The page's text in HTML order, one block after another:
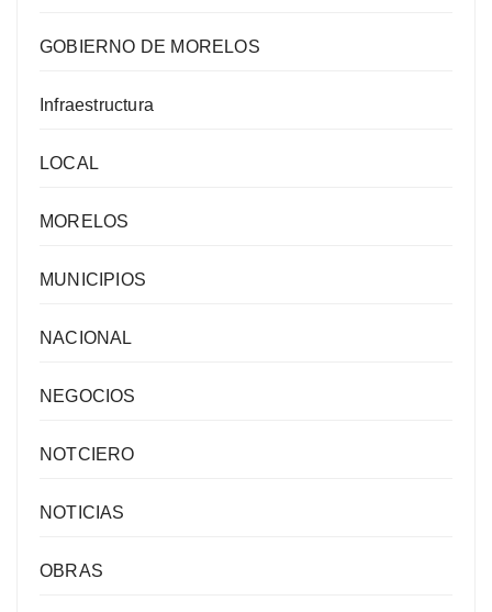
GOBIERNO DE MORELOS
Infraestructura
LOCAL
MORELOS
MUNICIPIOS
NACIONAL
NEGOCIOS
NOTCIERO
NOTICIAS
OBRAS